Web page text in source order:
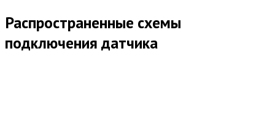
Распространенные схемы
подключения датчика